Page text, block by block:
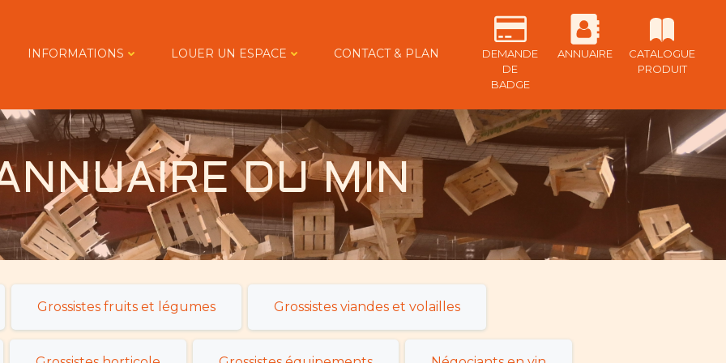
INFORMATIONS LOUER UN ESPACE CONTACT & PLAN
DEMANDE
DE
BADGE
ANNUAIRE
CATALOGUE
PRODUIT
DU MIN
Grossistes fruits et légumes Grossistes viandes et volailles